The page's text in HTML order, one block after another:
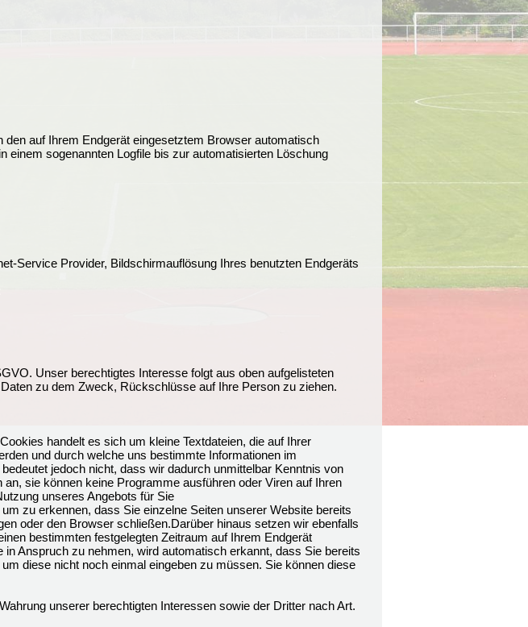
auf Ihrem Endgerät eingesetztem Browser automatisch
einem sogenannten Logfile bis zur automatisierten Löschung
Service Provider, Bildschirmauflösung Ihres benutzten Endgeräts
Unser berechtigtes Interesse folgt aus oben aufgelisteten
zu dem Zweck, Rückschlüsse auf Ihre Person zu ziehen.
handelt es sich um kleine Textdateien, die auf Ihrer
und durch welche uns bestimmte Informationen im
jedoch nicht, dass wir dadurch unmittelbar Kenntnis von
sie können keine Programme ausführen oder Viren auf Ihren
unseres Angebots für Sie
zu erkennen, dass Sie einzelne Seiten unserer Website bereits
oder den Browser schließen.Darüber hinaus setzen wir ebenfalls
bestimmten festgelegten Zeitraum auf Ihrem Endgerät
Anspruch zu nehmen, wird automatisch erkannt, dass Sie bereits
diese nicht noch einmal eingeben zu müssen. Sie können diese
unserer berechtigten Interessen sowie der Dritter nach Art.